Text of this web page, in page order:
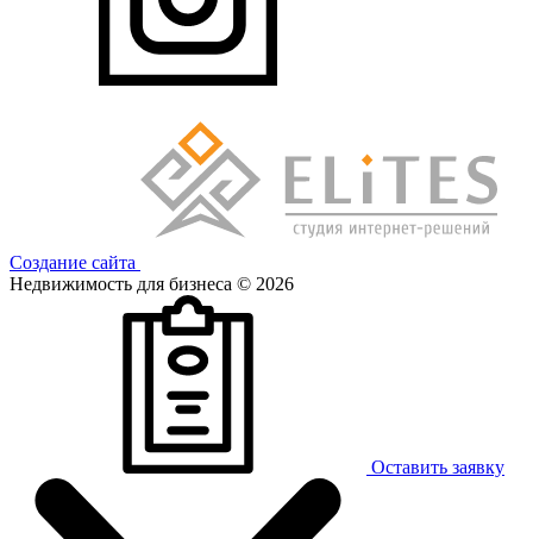
Создание сайта
Недвижимость для бизнеса © 2026
Оставить заявку